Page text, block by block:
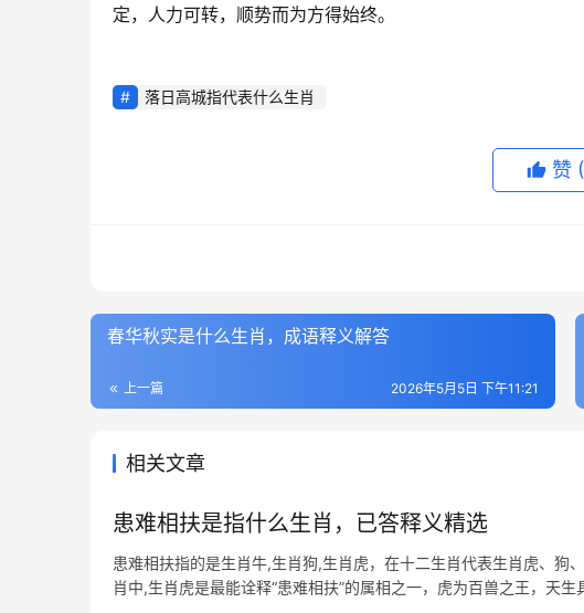
定，人力可转，顺势而为方得始终。
落日高城指代表什么生肖
赞
春华秋实是什么生肖，成语释义解答
上一篇 2026年5月5日 下午11:21
相关文章
患难相扶是指什么生肖，已答释义精选
患难相扶指的是生肖牛,生肖狗,生肖虎，在十二生肖代表生肖虎、狗
肖中,生肖虎是最能诠释“患难相扶”的属相之一，虎为百兽之王，天